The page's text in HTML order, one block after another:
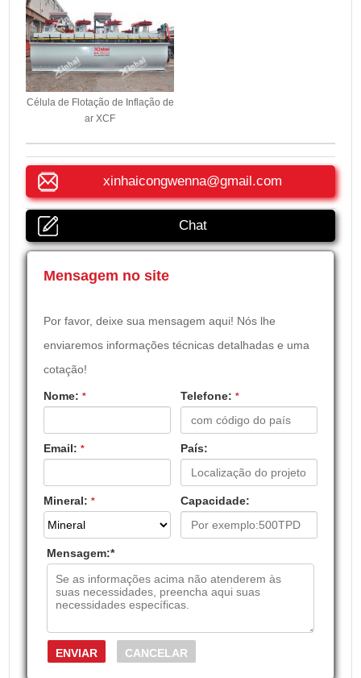
Célula de Flotação de Inflação de
ar XCF
xinhaicongwenna@gmail.com
Chat
Mensagem no site
Por favor, deixe sua mensagem aqui! Nós lhe
enviaremos informações técnicas detalhadas e uma
cotação!
Nome:* Telefone: *
Email:* País:
Mineral:* Capacidade:
Mensagem:*